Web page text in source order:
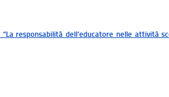
“La responsabilità dell’educatore nelle attività